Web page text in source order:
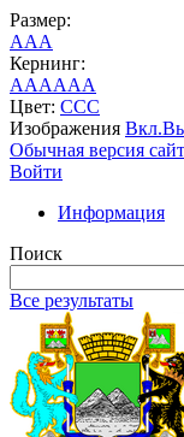
Размер:
AAA
Кернинг:
AAAAAA
Цвет: CCC
Изображения Вкл.
Обычная версия
Войти
Информация
Поиск
Все результаты